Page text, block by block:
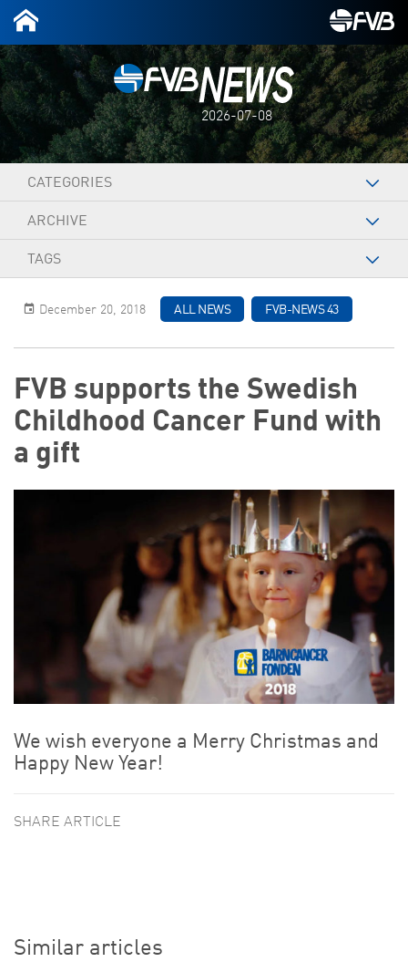
2026-07-08
CATEGORIES
ARCHIVE
TAGS
December 20, 2018 ALL NEWS FVB-NEWS 43
FVB supports the Swedish
Childhood Cancer Fund with
a gift
We wish everyone a Merry Christmas and
Happy New Year!
SHARE ARTICLE
Similar articles